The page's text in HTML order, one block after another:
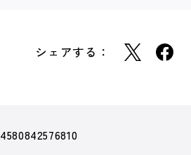
シェアする：
4580842576810